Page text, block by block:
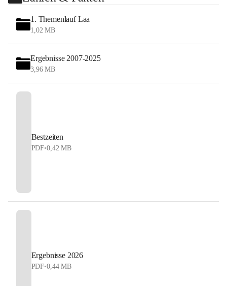
1. Themenlauf Laa
1,02 MB
Ergebnisse 2007-2025
3,96 MB
Bestzeiten
PDF•0,42 MB
Ergebnisse 2026
PDF•0,44 MB